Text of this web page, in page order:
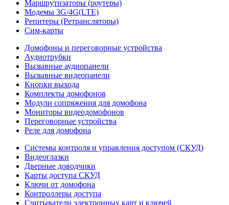
Маршрутизаторы (роутеры)
Модемы 3G/4G(LTE)
Репитеры (Ретрансляторы)
Сим-карты
Домофоны и переговорные устройства
Аудиотрубки
Вызывные аудиопанели
Вызывные видеопанели
Кнопки выхода
Комплекты домофонов
Модули сопряжения для домофона
Мониторы видеодомофонов
Переговорные устройства
Реле для домофона
Системы контроля и управления доступом (СКУД)
Видеоглазки
Дверные доводчики
Карты доступа СКУД
Ключи от домофона
Контроллеры доступа
Считыватели электронных карт и ключей